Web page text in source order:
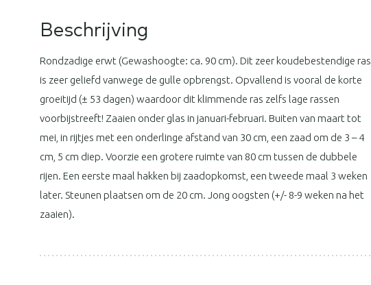
Beschrijving
Rondzadige erwt (Gewashoogte: ca. 90 cm). Dit zeer koudebestendige ras
is zeer geliefd vanwege de gulle opbrengst. Opvallend is vooral de korte
groeitijd (± 53 dagen) waardoor dit klimmende ras zelfs lage rassen
voorbijstreeft! Zaaien onder glas in januari-februari. Buiten van maart tot
mei, in rijtjes met een onderlinge afstand van 30 cm, een zaad om de 3 – 4
cm, 5 cm diep. Voorzie een grotere ruimte van 80 cm tussen de dubbele
rijen. Een eerste maal hakken bij zaadopkomst, een tweede maal 3 weken
later. Steunen plaatsen om de 20 cm. Jong oogsten (+/- 8-9 weken na het
zaaien).